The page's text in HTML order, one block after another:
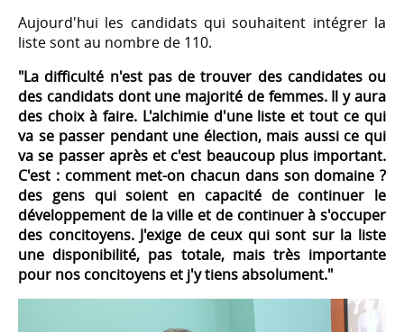
Aujourd'hui les candidats qui souhaitent intégrer la
liste sont au nombre de 110.
"La difficulté n'est pas de trouver des candidates ou
des candidats dont une majorité de femmes. Il y aura
des choix à faire. L'alchimie d'une liste et tout ce qui
va se passer pendant une élection, mais aussi ce qui
va se passer après et c'est beaucoup plus important.
C'est : comment met-on chacun dans son domaine ?
des gens qui soient en capacité de continuer le
développement de la ville et de continuer à s'occuper
des concitoyens. J'exige de ceux qui sont sur la liste
une disponibilité, pas totale, mais très importante
pour nos concitoyens et j'y tiens absolument."